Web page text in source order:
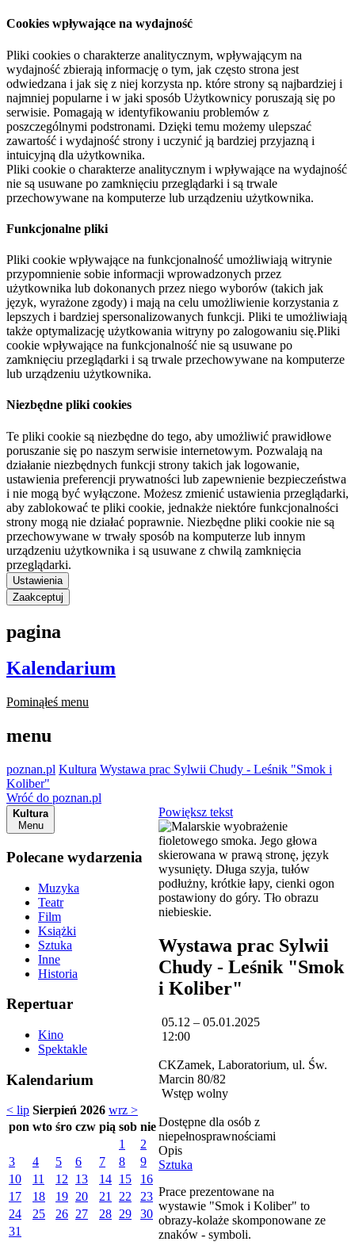
Cookies wpływające na wydajność
Pliki cookies o charakterze analitycznym, wpływającym na
wydajność zbierają informację o tym, jak często strona jest
odwiedzana i jak się z niej korzysta np. które strony są najbardziej i
najmniej popularne i w jaki sposób Użytkownicy poruszają się po
serwisie. Pomagają w identyfikowaniu problemów z
poszczególnymi podstronami. Dzięki temu możemy ulepszać
zawartość i wydajność strony i uczynić ją bardziej przyjazną i
intuicyjną dla użytkownika.
Pliki cookie o charakterze analitycznym i wpływające na wydajność
nie są usuwane po zamknięciu przeglądarki i są trwale
przechowywane na komputerze lub urządzeniu użytkownika.
Funkcjonalne pliki
Pliki cookie wpływające na funkcjonalność umożliwiają witrynie
przypomnienie sobie informacji wprowadzonych przez
użytkownika lub dokonanych przez niego wyborów (takich jak
język, wyrażone zgody) i mają na celu umożliwienie korzystania z
lepszych i bardziej spersonalizowanych funkcji. Pliki te umożliwiają
także optymalizację użytkowania witryny po zalogowaniu się.Pliki
cookie wpływające na funkcjonalność nie są usuwane po
zamknięciu przeglądarki i są trwale przechowywane na komputerze
lub urządzeniu użytkownika.
Niezbędne pliki cookies
Te pliki cookie są niezbędne do tego, aby umożliwić prawidłowe
poruszanie się po naszym serwisie internetowym. Pozwalają na
działanie niezbędnych funkcji strony takich jak logowanie,
ustawienia preferencji prywatności lub zapewnienie bezpieczeństwa
i nie mogą być wyłączone. Możesz zmienić ustawienia przeglądarki,
aby zablokować te pliki cookie, jednakże niektóre funkcjonalności
strony mogą nie działać poprawnie. Niezbędne pliki cookie nie są
przechowywane w trwały sposób na komputerze lub innym
urządzeniu użytkownika i są usuwane z chwilą zamknięcia
przeglądarki.
Ustawienia
Zaakceptuj
pagina
Kalendarium
Pominąłeś menu
menu
poznan.pl Kultura Wystawa prac Sylwii Chudy - Leśnik "Smok i
Koliber"
Wróć do poznan.pl
Kultura
Menu
Polecane wydarzenia
Muzyka
Teatr
Film
Książki
Sztuka
Inne
Historia
Repertuar
Kino
Spektakle
Kalendarium
< lip Sierpień 2026 wrz >
pon wto śro czw pią sob nie
1
2
3
4 5 6 7 8
9
10
11 12 13 14 15
16
17
18 19 20 21 22
23
24
25 26 27 28 29
30
31
Powiększ tekst
Wystawa prac Sylwii
Chudy - Leśnik "Smok
i Koliber"
05.12 – 05.01.2025
12:00
CKZamek, Laboratorium, ul. Św.
Marcin 80/82
Wstęp wolny
Dostępne dla osób z
niepełnosprawnościami
Opis
Sztuka
Prace prezentowane na
wystawie "Smok i Koliber" to
obrazy-kolaże skomponowane ze
znaków - symboli.